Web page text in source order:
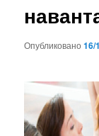
Опубликовано16/